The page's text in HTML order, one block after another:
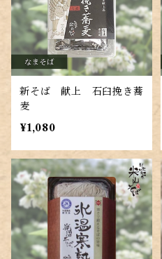
新そば 献上 石臼挽き蕎
麦
¥1,080